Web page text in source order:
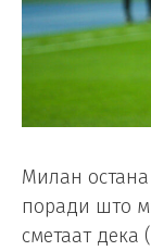
Милан
поради што
сметаат дека